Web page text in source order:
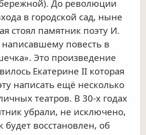
До революции
в городской сад, ныне
стоял памятник поэту И.
написавшему повесть в
Это произведение
Екатерине II которая
написать ещё несколько
театров. В 30-х годах
убрали, не исключено,
будет восстановлен, об